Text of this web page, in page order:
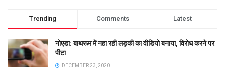
Trending Comments Latest
नोएडा: बाथरूम में नहा रही लड़की का वीडियो बनाया, विरोध करने पर
पीटा
DECEMBER 23, 2020